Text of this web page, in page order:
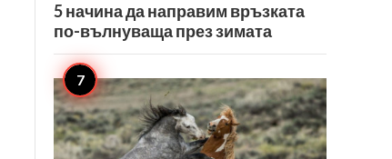
5 начина да направим връзката
по-вълнуваща през зимата